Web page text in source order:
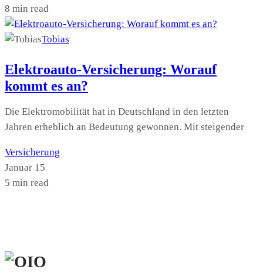
8 min read
Tobias
Elektroauto-Versicherung: Worauf
kommt es an?
Die Elektromobilität hat in Deutschland in den letzten
Jahren erheblich an Bedeutung gewonnen. Mit steigender
Versicherung
Januar 15
5 min read